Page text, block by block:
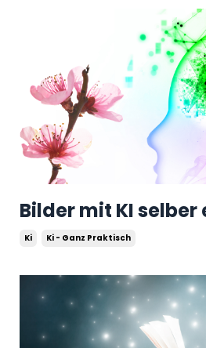
Bilder mit KI selber
Ki Ki - Ganz Praktisch